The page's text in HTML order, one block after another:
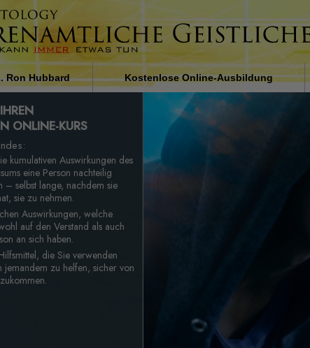
Ron Hubbard
der Religion in der
von L. Ron
Kostenlose Online-Ausbildung
ONLINE-KURS
kumulativen Auswirkungen des
eine Person nachteilig
– selbst lange, nachdem sie
sie zu nehmen.
Auswirkungen, welche
auf den Verstand als auch
an sich haben.
die Sie verwenden
jemandem zu helfen, sicher von